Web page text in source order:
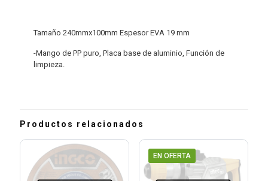
Tamaño 240mmx100mm Espesor EVA 19 mm
-Mango de PP puro, Placa base de aluminio, Función de
limpieza.
Productos relacionados
EN OFERTA